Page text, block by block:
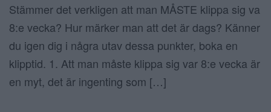
Stämmer det verkligen att man MÅSTE klippa sig va
8:e vecka? Hur märker man att det är dags? Känner
du igen dig i några utav dessa punkter, boka en
klipptid. 1. Att man måste klippa sig var 8:e vecka är
en myt, det är ingenting som […]